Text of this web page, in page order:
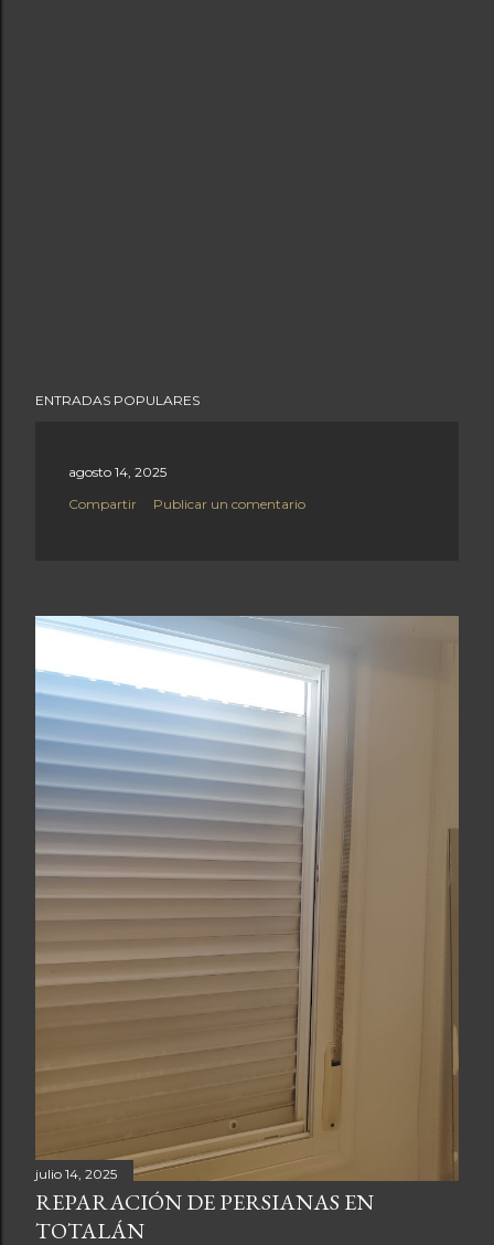
ENTRADAS POPULARES
agosto 14, 2025
Compartir
Publicar un comentario
julio 14, 2025
REPARACIÓN DE PERSIANAS EN
TOTALÁN